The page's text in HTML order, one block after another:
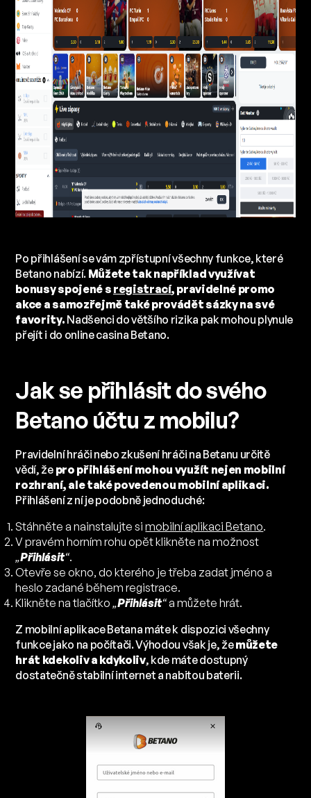
Po přihlášení se vám zpřístupní všechny funkce, které
Betano nabízí. Můžete tak například využívat
bonusy spojené s registrací, pravidelné promo
akce a samozřejmě také provádět sázky na své
favority. Nadšenci do většího rizika pak mohou plynule
přejít i do online casina Betano.
Jak se přihlásit do svého
Betano účtu z mobilu?
Pravidelní hráči nebo zkušení hráči na Betanu určitě
vědí, že pro přihlášení mohou využít nejen mobilní
rozhraní, ale také povedenou mobilní aplikaci.
Přihlášení z ní je podobně jednoduché:
Stáhněte a nainstalujte simobilní aplikaci Betano.
V pravém horním rohu opět klikněte na možnost
„Přihlásit“.
Otevře se okno, do kterého je třeba zadat jméno a
heslo zadané během registrace.
Klikněte na tlačítko„Přihlásit“a můžete hrát.
Z mobilní aplikace Betana máte k dispozici všechny
funkce jako na počítači. Výhodou však je, žemůžete
hrát kdekoliv a kdykoliv, kde máte dostupný
dostatečně stabilní internet a nabitou baterii.